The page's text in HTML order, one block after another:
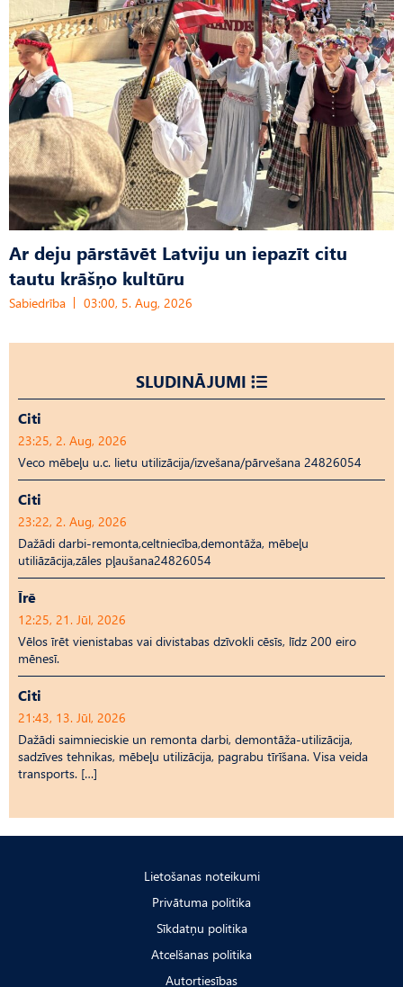
Ar deju pārstāvēt Latviju un iepazīt citu
tautu krāšņo kultūru
Sabiedrība 03:00, 5. Aug, 2026
SLUDINĀJUMI
Citi
23:25, 2. Aug, 2026
Veco mēbeļu u.c. lietu utilizācija/izvešana/pārvešana 24826054
Citi
23:22, 2. Aug, 2026
Dažādi darbi-remonta,celtniecība,demontāža, mēbeļu
utiliāzācija,zāles pļaušana24826054
Īrē
12:25, 21. Jūl, 2026
Vēlos īrēt vienistabas vai divistabas dzīvokli cēsīs, līdz 200 eiro
mēnesī.
Citi
21:43, 13. Jūl, 2026
Dažādi saimnieciskie un remonta darbi, demontāža-utilizācija,
sadzīves tehnikas, mēbeļu utilizācija, pagrabu tīrīšana. Visa veida
transports. […]
Lietošanas noteikumi
Privātuma politika
Sīkdatņu politika
Atcelšanas politika
Autortiesības